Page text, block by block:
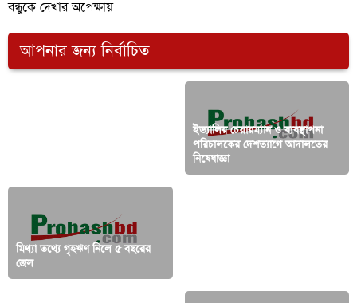
বন্ধুকে দেখার অপেক্ষায়
আপনার জন্য নির্বাচিত
ইভ্যালির চেয়ারম্যান ও ব্যবস্থাপনা
পরিচালকের দেশত্যাগে আদালতের
নিষেধাজ্ঞা
মিথ্যা তথ্যে গৃহঋণ নিলে ৫ বছরের
জেল